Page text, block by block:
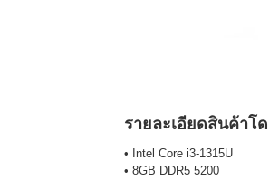
รายละเอียดสินค้าโ
• Intel Core i3-1315U
• 8GB DDR5 5200